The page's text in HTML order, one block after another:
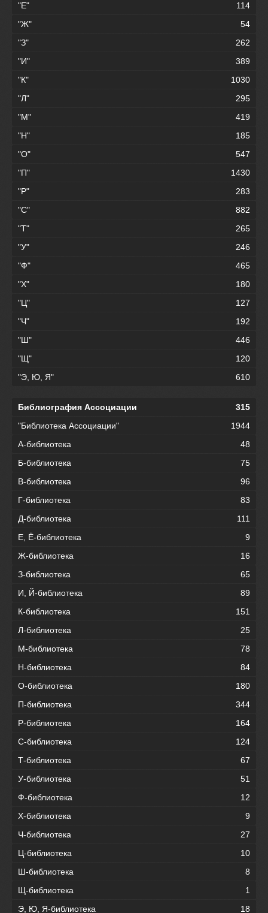
"Е"
114
"Ж"
54
"З"
262
"И"
389
"К"
1030
"Л"
295
"М"
419
"Н"
185
"О"
547
"П"
1430
"Р"
283
"С"
882
"Т"
265
"У"
246
"Ф"
465
"Х"
180
"Ц"
127
"Ч"
192
"Ш"
446
"Щ"
120
"Э, Ю, Я"
610
Библиография Ассоциации
315
"Библиотека Ассоциации"
1944
А-библиотека
48
Б-библиотека
75
В-библиотека
96
Г-библиотека
83
Д-библиотека
111
Е, Ё-библиотека
9
Ж-библиотека
16
З-библиотека
65
И, Й-библиотека
89
К-библиотека
151
Л-библиотека
25
М-библиотека
78
Н-библиотека
84
О-библиотека
180
П-библиотека
344
Р-библиотека
164
С-библиотека
124
Т-библиотека
67
У-библиотека
51
Ф-библиотека
12
Х-библиотека
9
Ч-библиотека
27
Ц-библиотека
10
Ш-библиотека
8
Щ-библиотека
1
Э, Ю, Я-библиотека
18